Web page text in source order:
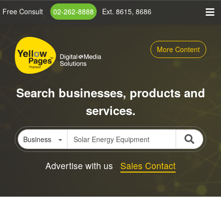
content
Free Consult 02-262-8888 Ext. 8615, 8686
More Content
Search businesses, products and
services.
Business
Advertise with us Sales Contact